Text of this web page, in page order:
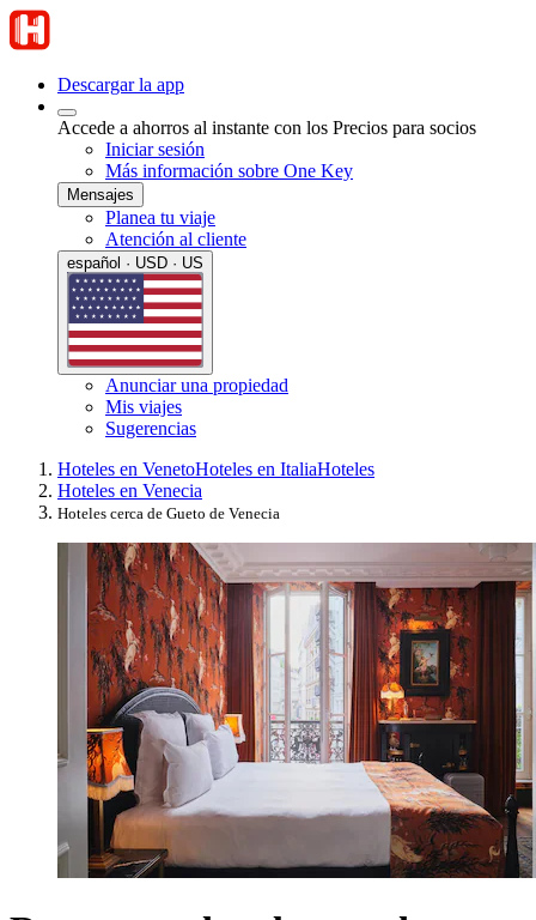
Descargar la app
Accede a ahorros al instante con los Precios para socios
Iniciar sesión
Más información sobre One Key
Mensajes
Planea tu viaje
Atención al cliente
español · USD · US
Anunciar una propiedad
Mis viajes
Sugerencias
Hoteles en VenetoHoteles en ItaliaHoteles
Hoteles en Venecia
Hoteles cerca de Gueto de Venecia